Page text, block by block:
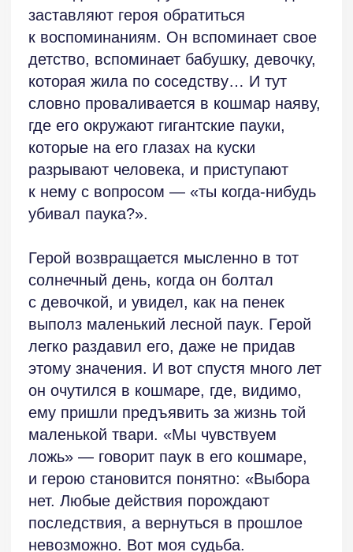
последствия, а вернуться в прошлое
невозможно. Вот моя судьба.
Преступление и следующее за ним
наказание. Но у меня ещё есть время.
Столько времени, сколько я захочу».
Теперь понятно: перед нами — притча,
Суда, где Бог принял облик паука
и явился к грешнику получить
единственно верный ответ. Это такая
фантастическая, мистическая
аллегория, когда заурядное дорожное
впечатление (увидел паучка)
призваны дать человеку очиститься
перед самим собой, признавшись
Такие же притчевые и аллегорические
Только здесь главный герой сидит
на перроне в ожидании поезда, у него
на руках билет, но он не может войти
в поезд, пока этого не позволит
Дежурный. Дежурный — это как ангел
у райских врат, который не даст
как тяжелые чемоданы, не дают
сделать шаг. Собственно, и сам герой
это признает: «Грехи — не более чем
те ошибки, которые мы сами себе
не можем простить. Неужто поезд,
такой большой, с множеством вагонов,